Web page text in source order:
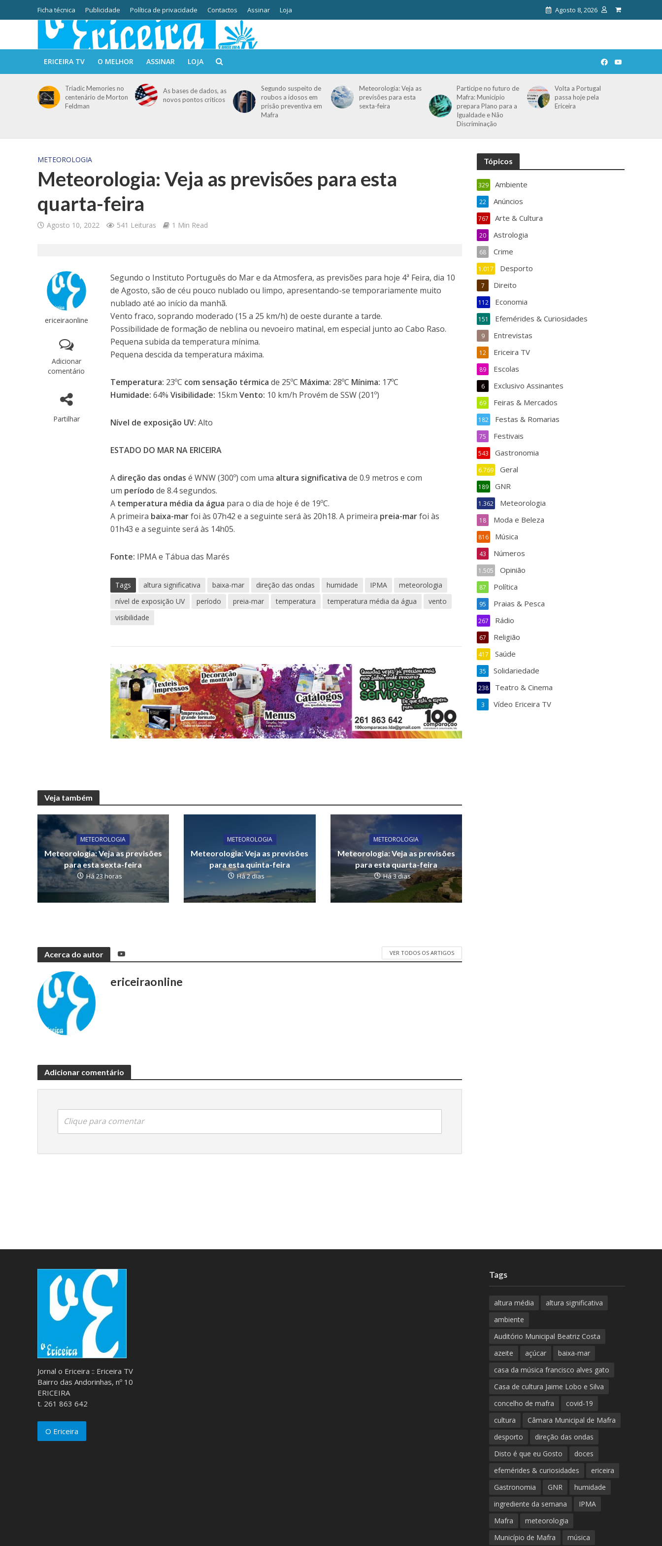
Ficha técnica Publicidade Política de privacidade Contactos Assinar Loja Agosto 8, 2026
ERICEIRA TV O MELHOR ASSINAR LOJA
Triadic Memories no
centenário de Morton
Feldman
As bases de dados, as
novos pontos críticos
Segundo suspeito de
roubos a idosos em
prisão preventiva em
Mafra
Meteorologia: Veja as
previsões para esta
sexta-feira
Participe no futuro de
Mafra: Município
prepara Plano para a
Igualdade e Não
Discriminação
Volta a Portugal
passa hoje pela
Ericeira
METEOROLOGIA
Meteorologia: Veja as previsões para esta
quarta-feira
Agosto 10, 2022 541 Leituras 1 Min Read
ericeiraonline
Adicionar
comentário
Partilhar
Segundo o Instituto Português do Mar e da Atmosfera, as previsões para hoje 4ª Feira, dia 10
de Agosto, são de céu pouco nublado ou limpo, apresentando-se temporariamente muito
nublado até ao início da manhã.
Vento fraco, soprando moderado (15 a 25 km/h) de oeste durante a tarde.
Possibilidade de formação de neblina ou nevoeiro matinal, em especial junto ao Cabo Raso.
Pequena subida da temperatura mínima.
Pequena descida da temperatura máxima.
Temperatura: 23ºC com sensação térmica de 25ºC Máxima: 28ºC Mínima: 17ºC
Humidade: 64%Visibilidade: 15kmVento: 10 km/h Provém de SSW (201º)
Nível de exposição UV: Alto
ESTADO DO MAR NA ERICEIRA
A direção das ondas é WNW (300º) com uma altura significativa de 0.9 metros e com
um período de 8.4 segundos.
A temperatura média da água para o dia de hoje é de 19ºC.
A primeira baixa-marfoi às 07h42 e a seguinte será às 20h18. A primeira preia-marfoi às
01h43 e a seguinte será às 14h05.
Fonte: IPMA e Tábua das Marés
Tags altura significativa baixa-mar direção das ondas humidade IPMA
meteorologia
nível de exposição UV
período preia-mar temperatura temperatura média da água
vento
visibilidade
Veja também
METEOROLOGIA
Meteorologia: Veja as previsões
para esta sexta-feira
Há 23 horas
METEOROLOGIA
Meteorologia: Veja as previsões
para esta quinta-feira
Há 2 dias
METEOROLOGIA
Meteorologia: Veja as previsões
para esta quarta-feira
Há 3 dias
Acerca do autor VER TODOS OS ARTIGOS
ericeiraonline
Adicionar comentário
Clique para comentar
Tópicos
Ambiente
329
Anúncios
22
Arte & Cultura
767
Astrologia
20
Crime
68
Desporto
1.017
Direito
7
Economia
112
Efemérides & Curiosidades
151
Entrevistas
9
Ericeira TV
12
Escolas
89
Exclusivo Assinantes
6
Feiras & Mercados
69
Festas & Romarias
182
Festivais
75
Gastronomia
543
Geral
6.769
GNR
189
Meteorologia
1.362
Moda e Beleza
18
Música
816
Números
43
Opinião
1.505
Política
87
Praias & Pesca
95
Rádio
267
Religião
67
Saúde
417
Solidariedade
35
Teatro & Cinema
238
Vídeo Ericeira TV
3
Jornal o Ericeira :: Ericeira TV
Bairro das Andorinhas, nº 10
ERICEIRA
t. 261 863 642
O Ericeira
Tags
altura média
altura significativa
ambiente
Auditório Municipal Beatriz Costa
azeite
açúcar
baixa-mar
casa da música francisco alves gato
Casa de cultura Jaime Lobo e Silva
concelho de mafra
covid-19
cultura
Câmara Municipal de Mafra
desporto
direção das ondas
Disto é que eu Gosto
doces
efemérides & curiosidades
ericeira
Gastronomia
GNR
humidade
ingrediente da semana
IPMA
Mafra
meteorologia
Município de Mafra
música